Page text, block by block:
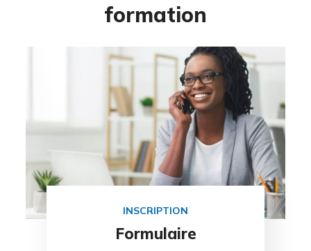
formation
INSCRIPTION
Formulaire